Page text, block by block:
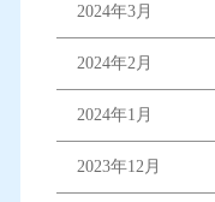
2024年3月
2024年2月
2024年1月
2023年12月